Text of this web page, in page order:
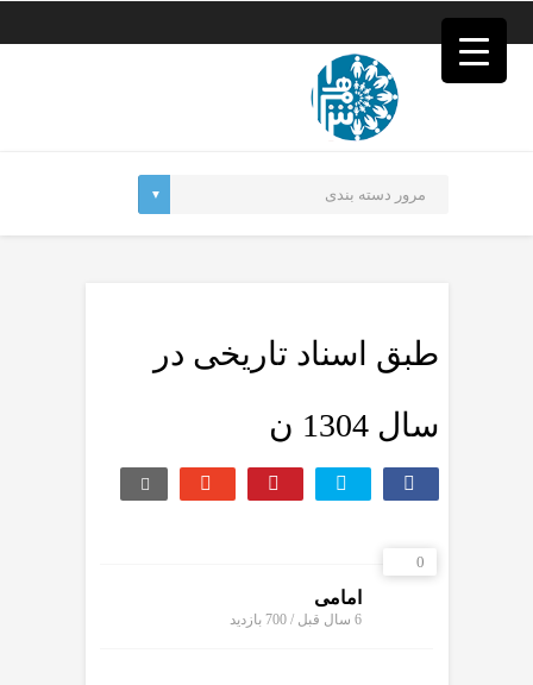
طبق اسناد تاریخی در
سال 1304 ن
0
امامی
6 سال قبل / 700 بازدید